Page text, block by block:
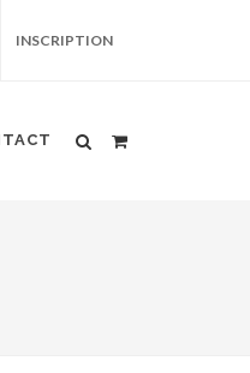
INSCRIPTION